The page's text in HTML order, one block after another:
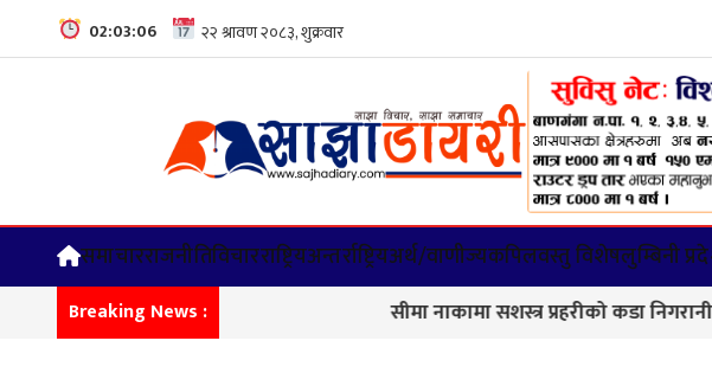
02:03:07
समाचारराजनीतिविचारराष्ट्रियअन्तर्राष्ट्रियअर्थ/वाणीज्यकपिलवस्तु विशेषलुम्बिनी
Breaking News : सीमा नाकामा सशस्त्र प्रहरीको कडा निगरानी, करिब